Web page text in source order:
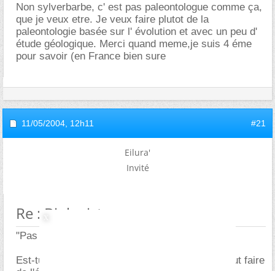
Non sylverbarbe, c' est pas paleontologue comme ça,
que je veux etre. Je veux faire plutot de la
paleontologie basée sur l' évolution et avec un peu d'
étude géologique. Merci quand meme,je suis 4 éme
pour savoir (en France bien sure
11/05/2004, 12h11 #21
Eilura'
Invité
Re : Biologiste
"Pas paléontologue comme ça"?
Est-tu sur de vouloir être paléontologue? On peut faire